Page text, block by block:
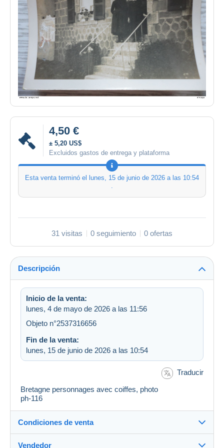
4,50 €
± 5,20 US$
Excluidos gastos de entrega y plataforma
Esta venta terminó el
lunes, 15 de junio de 2026 a las 10:54
.
31 visitas 0 seguimiento 0 ofertas
Descripción
Inicio de la venta:
lunes, 4 de mayo de 2026 a las 11:56
Objeto n°2537316656
Fin de la venta:
lunes, 15 de junio de 2026 a las 10:54
Traducir
Bretagne personnages avec coiffes, photo
ph-116
Condiciones de venta
Vendedor